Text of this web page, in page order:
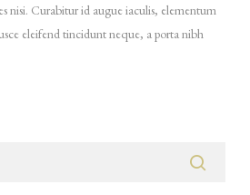
nisi. Curabitur id augue iaculis, elementum
eleifend tincidunt neque, a porta nibh